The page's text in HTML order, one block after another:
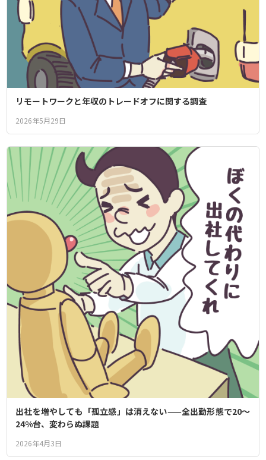
リモートワークと年収のトレードオフに関する調査
2026年5月29日
出社を増やしても「孤立感」は消えない——全出勤形態で20〜
24%台、変わらぬ課題
2026年4月3日